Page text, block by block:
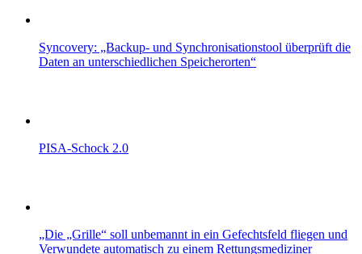
Syncovery: „Backup- und Synchronisationstool überprüft die
Daten an unterschiedlichen Speicherorten“
PISA-Schock 2.0
„Die „Grille“ soll unbemannt in ein Gefechtsfeld fliegen und
Verwundete automatisch zu einem Rettungsmediziner